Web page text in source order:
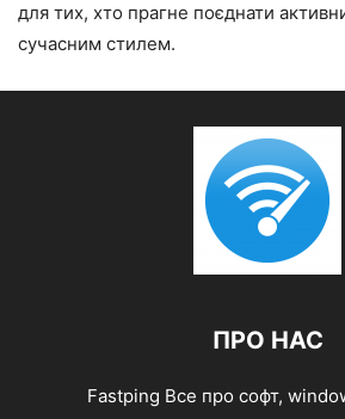
для тих, хто прагне поєднати
сучасним стилем.
ПРО НАС
Fastping Все про софт,